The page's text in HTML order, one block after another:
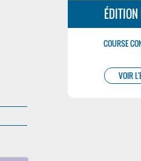
ÉDITION
COURSE
VOIR